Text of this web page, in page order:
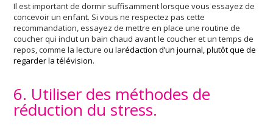
Il est important de dormir suffisamment lorsque vous essayez de
concevoir un enfant. Si vous ne respectez pas cette
recommandation, essayez de mettre en place une routine de
coucher qui inclut un bain chaud avant le coucher et un temps de
repos, comme la lecture ou larédaction d’un journal, plutôt que de
regarder la télévision.
6. Utiliser des méthodes de
réduction du stress.